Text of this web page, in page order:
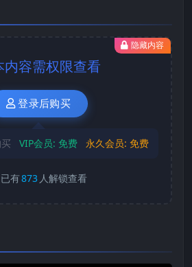
隐藏内容
内容需权限查看
登录后购买
VIP会员: 免费 永久会员: 免费
已有873 人解锁查看